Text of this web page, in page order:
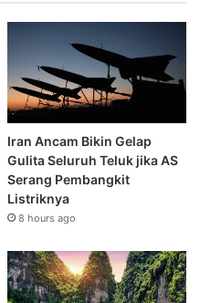
Iran Ancam Bikin Gelap
Gulita Seluruh Teluk jika AS
Serang Pembangkit
Listriknya
8 hours ago